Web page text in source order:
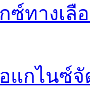
ซ์ทางเลื
แกไนซ์